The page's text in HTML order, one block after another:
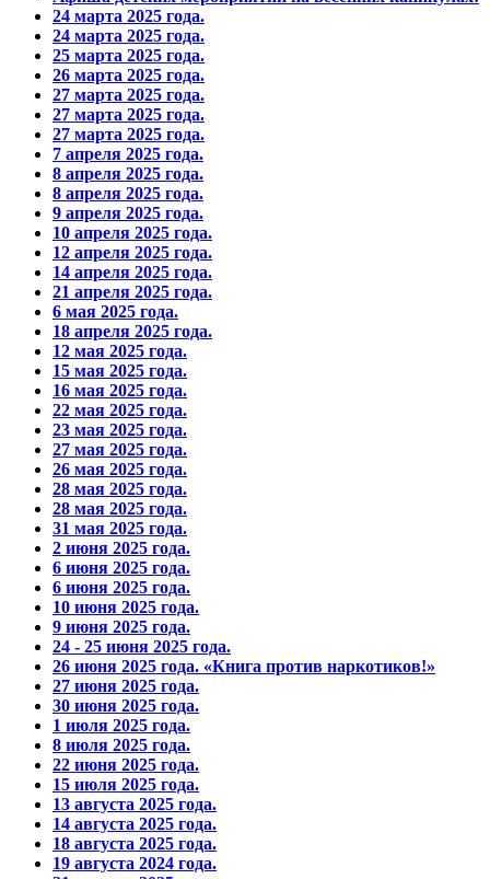
24 марта 2025 года.
24 марта 2025 года.
25 марта 2025 года.
26 марта 2025 года.
27 марта 2025 года.
27 марта 2025 года.
27 марта 2025 года.
7 апреля 2025 года.
8 апреля 2025 года.
8 апреля 2025 года.
9 апреля 2025 года.
10 апреля 2025 года.
12 апреля 2025 года.
14 апреля 2025 года.
21 апреля 2025 года.
6 мая 2025 года.
18 апреля 2025 года.
12 мая 2025 года.
15 мая 2025 года.
16 мая 2025 года.
22 мая 2025 года.
23 мая 2025 года.
27 мая 2025 года.
26 мая 2025 года.
28 мая 2025 года.
28 мая 2025 года.
31 мая 2025 года.
2 июня 2025 года.
6 июня 2025 года.
6 июня 2025 года.
10 июня 2025 года.
9 июня 2025 года.
24 - 25 июня 2025 года.
26 июня 2025 года. «Книга против наркотиков!»
27 июня 2025 года.
30 июня 2025 года.
1 июля 2025 года.
8 июля 2025 года.
22 июня 2025 года.
15 июля 2025 года.
13 августа 2025 года.
14 августа 2025 года.
18 августа 2025 года.
19 августа 2024 года.